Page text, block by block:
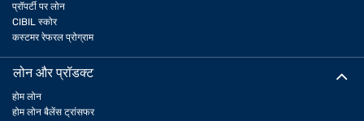
प्रॉपर्टी पर लोन
CIBIL स्कोर
कस्टमर रेफरल प्रोग्राम
लोन और प्रॉडक्ट
होम लोन
होम लोन बैलेंस ट्रांसफर